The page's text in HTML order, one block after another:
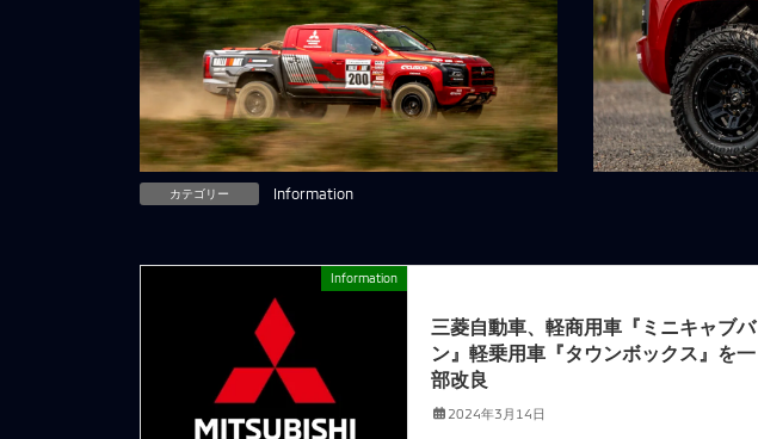
カテゴリー Information
Information
三菱自動車、軽商用車『ミニキャブバ
ン』軽乗用車『タウンボックス』を一
部改良
2024年3月14日